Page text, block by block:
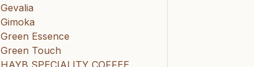
Gevalia
Gimoka
Green Essence
Green Touch
HAYB SPECIALITY COFFEE